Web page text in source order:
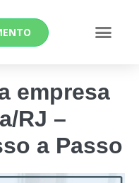
empresa
RJ –
a Passo